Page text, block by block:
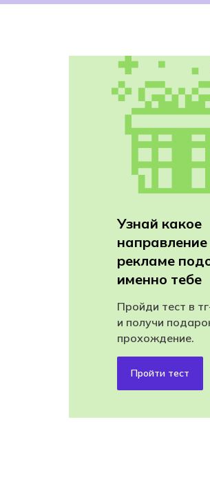
Узнай какое
направление
рекламе
именно тебе
Пройди тест в
и получи
прохождение.
Пройти тест